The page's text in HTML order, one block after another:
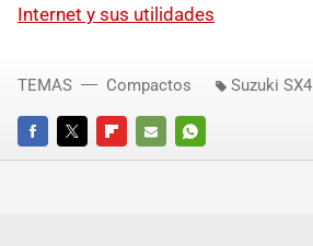
Internet y sus utilidades
FACEBOOKTWITTERFLIPBOARD
E-
WHATSAPP
TEMAS Compactos Suzuki SX4